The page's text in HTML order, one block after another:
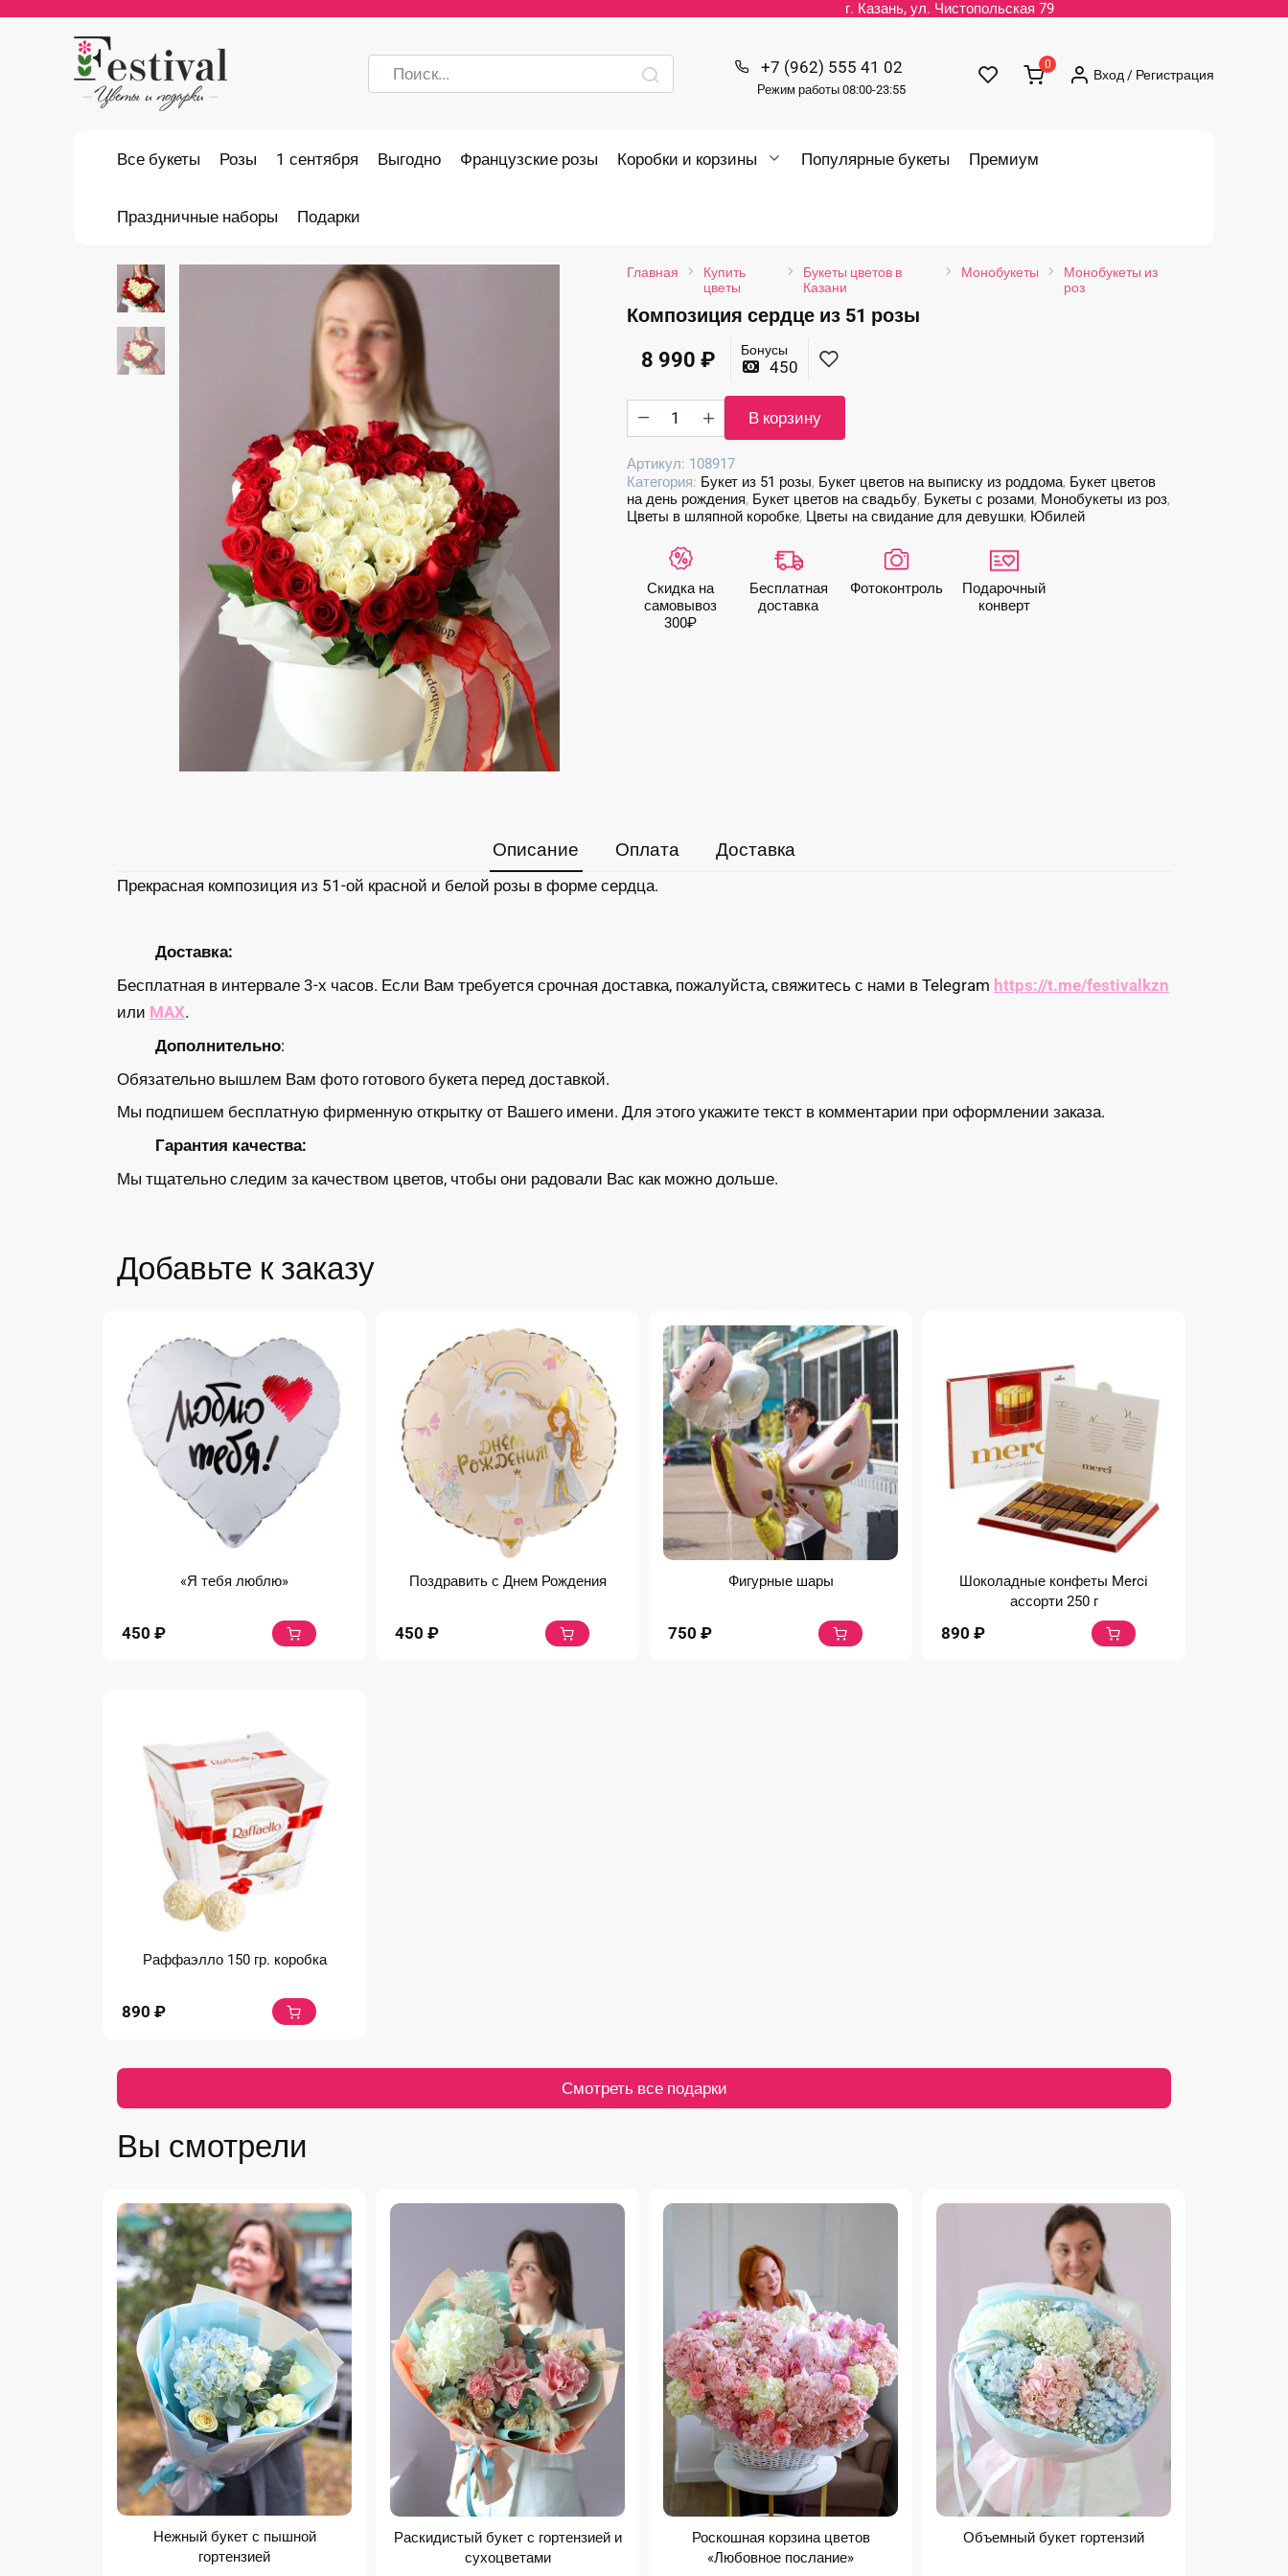
содержанию
г. Казань, ул. Чистопольская 79
Search
+7 (962) 555 41 02
Режим работы 08:00-23:55
0
Вход / Регистрация
Все букеты Розы 1 сентября Выгодно Французские розы Коробки и корзины Популярные букеты Премиум
Праздничные наборы Подарки
Главная
Купить
цветы
Букеты цветов в
Казани
Монобукеты
Монобукеты из
роз
Композиция сердце из 51 розы
8 990 ₽ Бонусы
450
Количество
товара
сердце
из
51
розы
В корзину
Артикул: 108917
Категория: Букет из 51 розы, Букет цветов на выписку из роддома, Букет цветов
на день рождения, Букет цветов на свадьбу, Букеты с розами, Монобукеты из роз,
Цветы в шляпной коробке, Цветы на свидание для девушки, Юбилей
Скидка на
самовывоз
300₽
Бесплатная
доставка
Фото­контроль
Подарочный
конверт
Описание Оплата Доставка
Прекрасная композиция из 51-ой красной и белой розы в форме сердца.
Доставка:
Бесплатная в интервале 3-х часов. Если Вам требуется срочная доставка, пожалуйста, свяжитесь с нами в Telegram https://t.me/festivalkzn
или MAX.
Дополнительно:
Обязательно вышлем Вам фото готового букета перед доставкой.
Мы подпишем бесплатную фирменную открытку от Вашего имени. Для этого укажите текст в комментарии при оформлении заказа.
Гарантия качества:
Мы тщательно следим за качеством цветов, чтобы они радовали Вас как можно дольше.
Добавьте к заказу
«Я тебя люблю»
450 ₽
Поздравить с Днем Рождения
450 ₽
Фигурные шары
750 ₽
Шоколадные конфеты Merci
ассорти 250 г
890 ₽
Раффаэлло 150 гр. коробка
890 ₽
Смотреть все подарки
Вы смотрели
Нежный букет с пышной
гортензией
Раскидистый букет с гортензией и
сухоцветами
Роскошная корзина цветов
«Любовное послание»
Объемный букет гортензий